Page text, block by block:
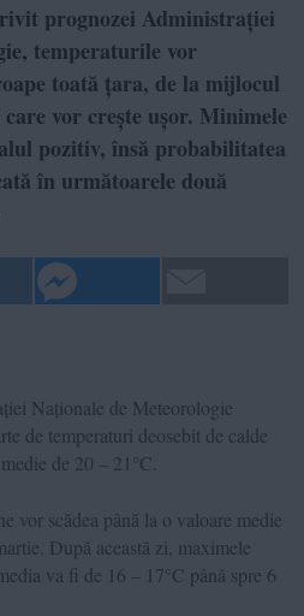
prognozei Administrației
temperaturile vor
toată țara, de la mijlocul
vor crește ușor. Minimele
pozitiv, însă probabilitatea
în următoarele două
Naționale de Meteorologie
de temperaturi deosebit de calde
de 20 – 21°C.
vor scădea până la o valoare medie
După această zi, maximele
va fi de 16 – 17°C până spre 6